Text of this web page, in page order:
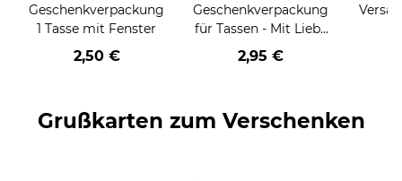
Geschenkverpackung
1 Tasse mit Fenster
2,50 €
Geschenkverpackung
für Tassen - Mit Liebe
geschenkt
2,95 €
Grußkarten zum Verschenken